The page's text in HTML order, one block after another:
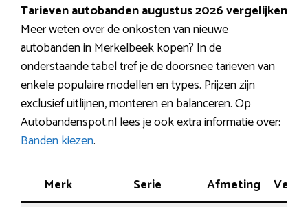
Tarieven autobanden augustus 2026 vergelijken
Meer weten over de onkosten van nieuwe
autobanden in Merkelbeek kopen? In de
onderstaande tabel tref je de doorsnee tarieven van
enkele populaire modellen en types. Prijzen zijn
exclusief uitlijnen, monteren en balanceren. Op
Autobandenspot.nl lees je ook extra informatie over:
Banden kiezen.
Merk Serie Afmeting